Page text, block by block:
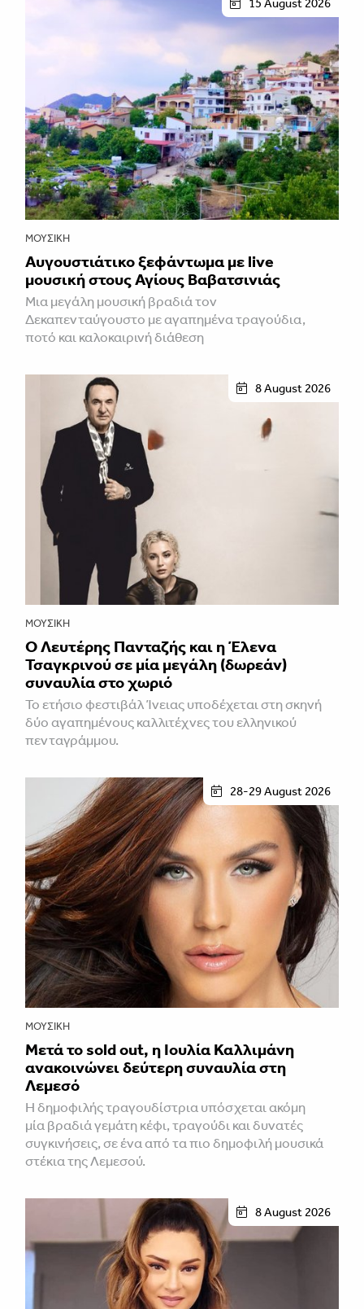
15 August 2026
ΜΟΥΣΙΚΉ
Αυγουστιάτικο ξεφάντωμα με live
μουσική στους Αγίους Βαβατσινιάς
Μια μεγάλη μουσική βραδιά τον
Δεκαπενταύγουστο με αγαπημένα τραγούδια,
ποτό και καλοκαιρινή διάθεση
8 August 2026
ΜΟΥΣΙΚΉ
Ο Λευτέρης Πανταζής και η Έλενα
Τσαγκρινού σε μία μεγάλη (δωρεάν)
συναυλία στο χωριό
Το ετήσιο φεστιβάλ Ίνειας υποδέχεται στη σκηνή
δύο αγαπημένους καλλιτέχνες του ελληνικού
πενταγράμμου.
28-29 August 2026
ΜΟΥΣΙΚΉ
Μετά το sold out, η Ιουλία Καλλιμάνη
ανακοινώνει δεύτερη συναυλία στη
Λεμεσό
H δημοφιλής τραγουδίστρια υπόσχεται ακόμη
μία βραδιά γεμάτη κέφι, τραγούδι και δυνατές
συγκινήσεις, σε ένα από τα πιο δημοφιλή μουσικά
στέκια της Λεμεσού.
8 August 2026